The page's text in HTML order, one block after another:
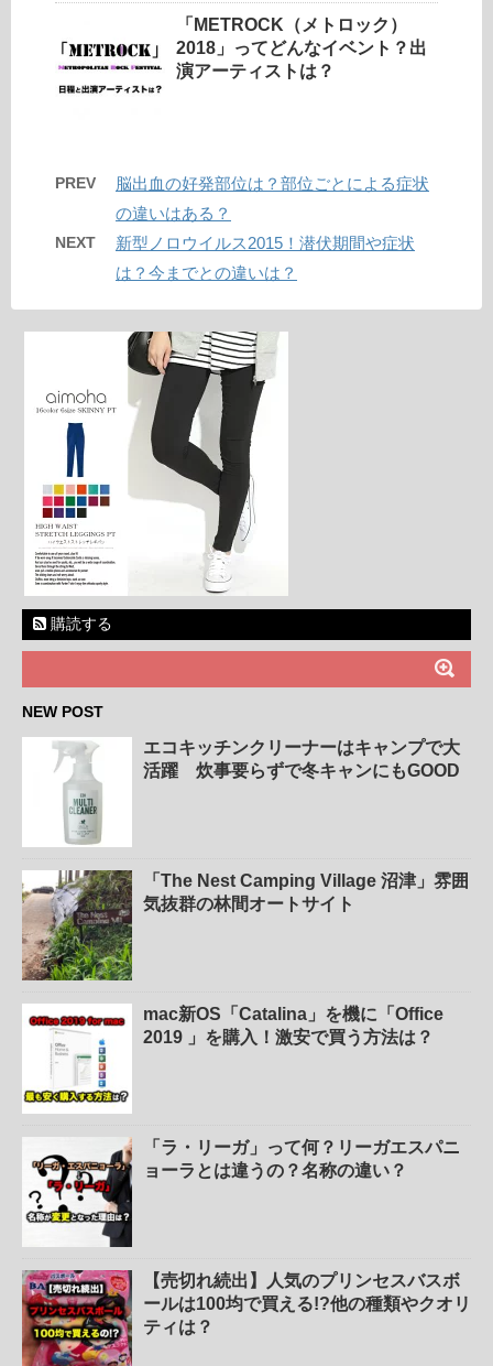
「METROCK（メトロック）
2018」ってどんなイベント？出
演アーティストは？
PREV
脳出血の好発部位は？部位ごとによる症状
の違いはある？
NEXT
新型ノロウイルス2015！潜伏期間や症状
は？今までとの違いは？
購読する
NEW POST
エコキッチンクリーナーはキャンプで大
活躍 炊事要らずで冬キャンにもGOOD
「The Nest Camping Village 沼津」雰囲
気抜群の林間オートサイト
mac新OS「Catalina」を機に「Office
2019 」を購入！激安で買う方法は？
「ラ・リーガ」って何？リーガエスパニ
ョーラとは違うの？名称の違い？
【売切れ続出】人気のプリンセスバスボ
ールは100均で買える!?他の種類やクオリ
ティは？